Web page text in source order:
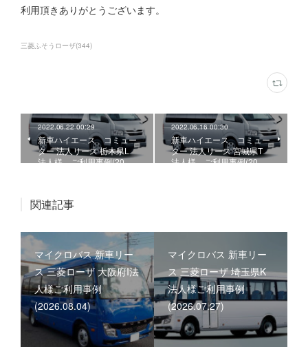
利用頂きありがとうございます。
三菱ふそうローザ(344)
2022.06.22 00:29
新車ハイエース コミュー
ター 法人リース 栃木県L
法人様、ご利用事例(20…
2022.06.16 00:30
新車ハイエース コミュー
ター 法人リース 宮城県T
法人様、ご利用事例(20…
関連記事
マイクロバス 新車リー
ス 三菱ローザ 大阪府I法
人様ご利用事例
(2026.08.04)
マイクロバス 新車リー
ス 三菱ローザ 埼玉県K
法人様ご利用事例
(2026.07.27)